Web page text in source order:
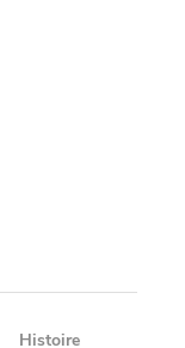
Histoire